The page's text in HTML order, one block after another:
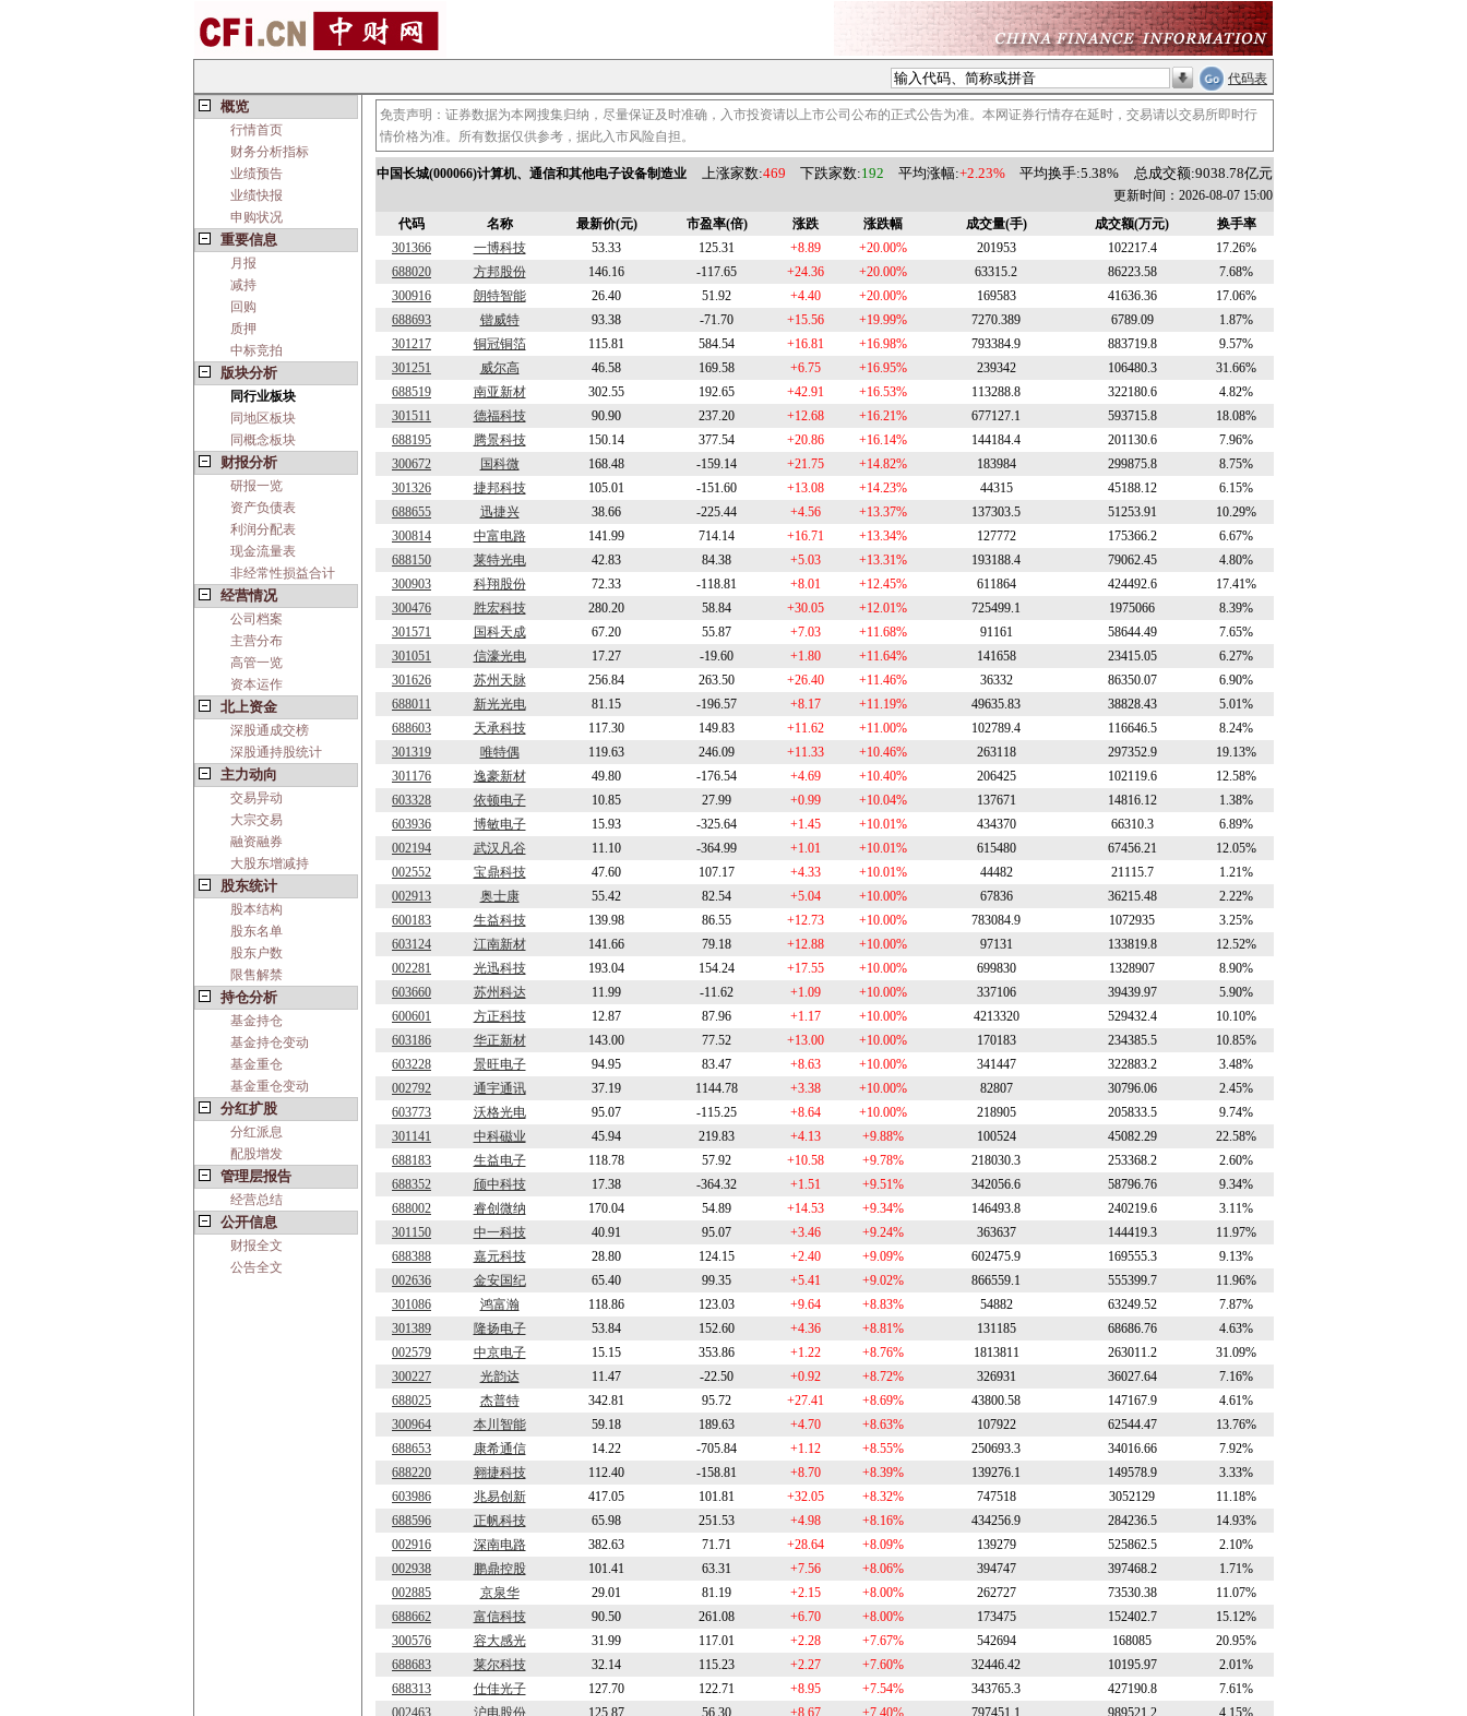
代码表
概览
行情首页
财务分析指标
业绩预告
业绩快报
申购状况
重要信息
月报
减持
回购
质押
中标竞拍
版块分析
同行业板块
同地区板块
同概念板块
财报分析
研报一览
资产负债表
利润分配表
现金流量表
非经常性损益合计
经营情况
公司档案
主营分布
高管一览
资本运作
北上资金
深股通成交榜
深股通持股统计
主力动向
交易异动
大宗交易
融资融券
大股东增减持
股东统计
股本结构
股东名单
股东户数
限售解禁
持仓分析
基金持仓
基金持仓变动
基金重仓
基金重仓变动
分红扩股
分红派息
配股增发
管理层报告
经营总结
公开信息
财报全文
公告全文
免责声明：证券数据为本网搜集归纳，尽量保证及时准确，入市投资请以上市公司公布的正式公告为准。本网证券行情存在延时，交易请以交易所即时行
情价格为准。所有数据仅供参考，据此入市风险自担。
中国长城(000066)计算机、通信和其他电子设备制造业 上涨家数:469 下跌家数:192 平均涨幅:+2.23% 平均换手:5.38% 总成交额:9038.78亿元
更新时间：2026-08-07 15:00
代码
名称 最新价(元) 市盈率(倍) 涨跌 涨跌幅 成交量(手) 成交额(万元)
换手率
301366
一博科技 53.33 125.31 +8.89 +20.00% 201953 102217.4
17.26%
688020
方邦股份 146.16 -117.65 +24.36 +20.00% 63315.2 86223.58
7.68%
300916
朗特智能 26.40 51.92 +4.40 +20.00% 169583 41636.36
17.06%
688693
锴威特 93.38 -71.70 +15.56 +19.99% 7270.389 6789.09
1.87%
301217
铜冠铜箔 115.81 584.54 +16.81 +16.98% 793384.9 883719.8
9.57%
301251
威尔高 46.58 169.58 +6.75 +16.95% 239342 106480.3
31.66%
688519
南亚新材 302.55 192.65 +42.91 +16.53% 113288.8 322180.6
4.82%
301511
德福科技 90.90 237.20 +12.68 +16.21% 677127.1 593715.8
18.08%
688195
腾景科技 150.14 377.54 +20.86 +16.14% 144184.4 201130.6
7.96%
300672
国科微 168.48 -159.14 +21.75 +14.82% 183984 299875.8
8.75%
301326
捷邦科技 105.01 -151.60 +13.08 +14.23% 44315 45188.12
6.15%
688655
迅捷兴 38.66 -225.44 +4.56 +13.37% 137303.5 51253.91
10.29%
300814
中富电路 141.99 714.14 +16.71 +13.34% 127772 175366.2
6.67%
688150
莱特光电 42.83 84.38 +5.03 +13.31% 193188.4 79062.45
4.80%
300903
科翔股份 72.33 -118.81 +8.01 +12.45% 611864 424492.6
17.41%
300476
胜宏科技 280.20 58.84 +30.05 +12.01% 725499.1 1975066
8.39%
301571
国科天成 67.20 55.87 +7.03 +11.68% 91161 58644.49
7.65%
301051
信濠光电 17.27 -19.60 +1.80 +11.64% 141658 23415.05
6.27%
301626
苏州天脉 256.84 263.50 +26.40 +11.46% 36332 86350.07
6.90%
688011
新光光电 81.15 -196.57 +8.17 +11.19% 49635.83 38828.43
5.01%
688603
天承科技 117.30 149.83 +11.62 +11.00% 102789.4 116646.5
8.24%
301319
唯特偶 119.63 246.09 +11.33 +10.46% 263118 297352.9
19.13%
301176
逸豪新材 49.80 -176.54 +4.69 +10.40% 206425 102119.6
12.58%
603328
依顿电子 10.85 27.99 +0.99 +10.04% 137671 14816.12
1.38%
603936
博敏电子 15.93 -325.64 +1.45 +10.01% 434370 66310.3
6.89%
002194
武汉凡谷 11.10 -364.99 +1.01 +10.01% 615480 67456.21
12.05%
002552
宝鼎科技 47.60 107.17 +4.33 +10.01% 44482 21115.7
1.21%
002913
奥士康 55.42 82.54 +5.04 +10.00% 67836 36215.48
2.22%
600183
生益科技 139.98 86.55 +12.73 +10.00% 783084.9 1072935
3.25%
603124
江南新材 141.66 79.18 +12.88 +10.00% 97131 133819.8
12.52%
002281
光迅科技 193.04 154.24 +17.55 +10.00% 699830 1328907
8.90%
603660
苏州科达 11.99 -11.62 +1.09 +10.00% 337106 39439.97
5.90%
600601
方正科技 12.87 87.96 +1.17 +10.00% 4213320 529432.4
10.10%
603186
华正新材 143.00 77.52 +13.00 +10.00% 170183 234385.5
10.85%
603228
景旺电子 94.95 83.47 +8.63 +10.00% 341447 322883.2
3.48%
002792
通宇通讯 37.19 1144.78 +3.38 +10.00% 82807 30796.06
2.45%
603773
沃格光电 95.07 -115.25 +8.64 +10.00% 218905 205833.5
9.74%
301141
中科磁业 45.94 219.83 +4.13 +9.88% 100524 45082.29
22.58%
688183
生益电子 118.78 57.92 +10.58 +9.78% 218030.3 253368.2
2.60%
688352
颀中科技 17.38 -364.32 +1.51 +9.51% 342056.6 58796.76
9.34%
688002
睿创微纳 170.04 54.89 +14.53 +9.34% 146493.8 240219.6
3.11%
301150
中一科技 40.91 95.07 +3.46 +9.24% 363637 144419.3
11.97%
688388
嘉元科技 28.80 124.15 +2.40 +9.09% 602475.9 169555.3
9.13%
002636
金安国纪 65.40 99.35 +5.41 +9.02% 866559.1 555399.7
11.96%
301086
鸿富瀚 118.86 123.03 +9.64 +8.83% 54882 63249.52
7.87%
301389
隆扬电子 53.84 152.60 +4.36 +8.81% 131185 68686.76
4.63%
002579
中京电子 15.15 353.86 +1.22 +8.76% 1813811 263011.2
31.09%
300227
光韵达 11.47 -22.50 +0.92 +8.72% 326931 36027.64
7.16%
688025
杰普特 342.81 95.72 +27.41 +8.69% 43800.58 147167.9
4.61%
300964
本川智能 59.18 189.63 +4.70 +8.63% 107922 62544.47
13.76%
688653
康希通信 14.22 -705.84 +1.12 +8.55% 250693.3 34016.66
7.92%
688220
翱捷科技 112.40 -158.81 +8.70 +8.39% 139276.1 149578.9
3.33%
603986
兆易创新 417.05 101.81 +32.05 +8.32% 747518 3052129
11.18%
688596
正帆科技 65.98 251.53 +4.98 +8.16% 434256.9 284236.5
14.93%
002916
深南电路 382.63 71.71 +28.64 +8.09% 139279 525862.5
2.10%
002938
鹏鼎控股 101.41 63.31 +7.56 +8.06% 394747 397468.2
1.71%
002885
京泉华 29.01 81.19 +2.15 +8.00% 262727 73530.38
11.07%
688662
富信科技 90.50 261.08 +6.70 +8.00% 173475 152402.7
15.12%
300576
容大感光 31.99 117.01 +2.28 +7.67% 542694 168085
20.95%
688683
莱尔科技 32.14 115.23 +2.27 +7.60% 32446.42 10195.97
2.01%
688313
仕佳光子 127.70 122.71 +8.95 +7.54% 343765.3 427190.8
7.61%
002463
沪电股份 125.87 56.30 +8.67 +7.40% 797451.1 989521.2
4.15%